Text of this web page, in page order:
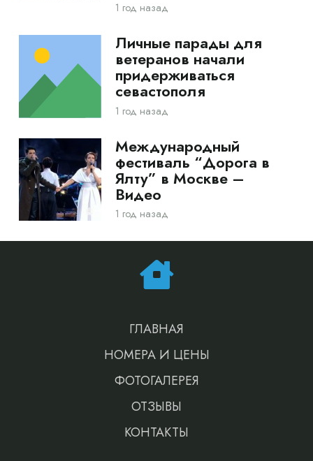
1 год назад
Личные парады для
ветеранов начали
придерживаться
севастополя
1 год назад
Международный
фестиваль “Дорога в
Ялту” в Москве –
Видео
1 год назад
ГЛАВНАЯ
НОМЕРА И ЦЕНЫ
ФОТОГАЛЕРЕЯ
ОТЗЫВЫ
КОНТАКТЫ